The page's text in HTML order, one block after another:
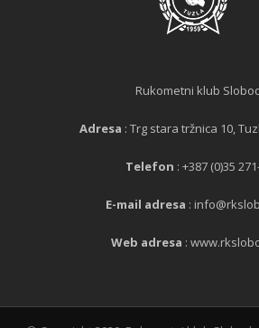
Rukometni klub
Adresa : Trg stara tržnica 10,
Telefon : +387 (0)35
E-mail adresa :
Web adresa :